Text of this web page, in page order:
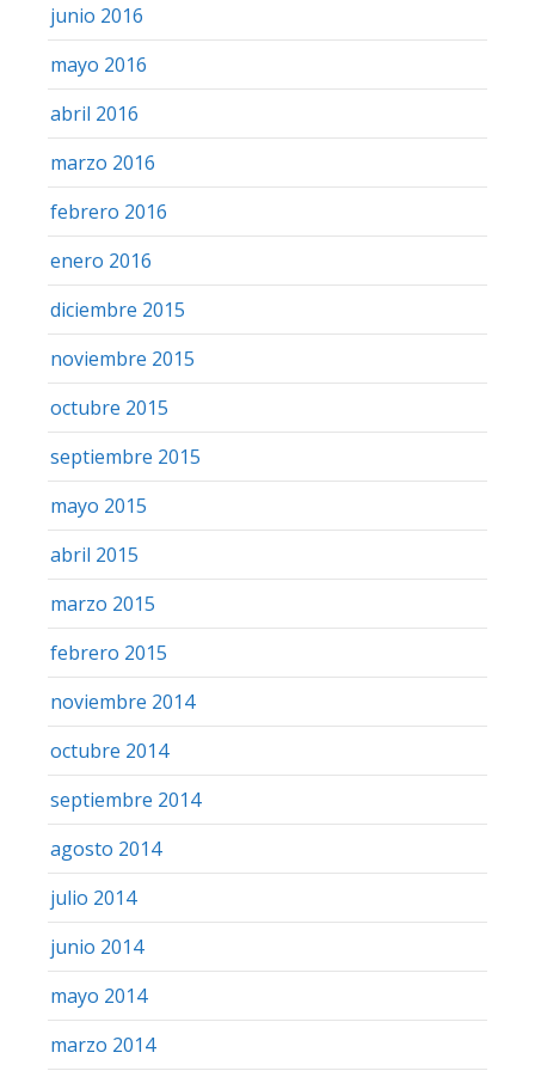
junio 2016
mayo 2016
abril 2016
marzo 2016
febrero 2016
enero 2016
diciembre 2015
noviembre 2015
octubre 2015
septiembre 2015
mayo 2015
abril 2015
marzo 2015
febrero 2015
noviembre 2014
octubre 2014
septiembre 2014
agosto 2014
julio 2014
junio 2014
mayo 2014
marzo 2014